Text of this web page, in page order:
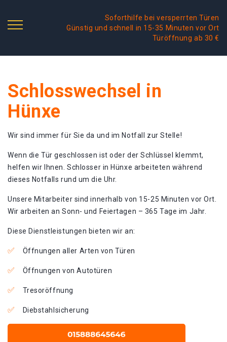
Soforthilfe bei versperrten Türen
Günstig und schnell in 15-35 Minuten vor Ort
Türöffnung ab 30 €
Schlosswechsel in
Hünxe
Wir sind immer für Sie da und im Notfall zur Stelle!
Wenn die Tür geschlossen ist oder der Schlüssel klemmt,
helfen wir Ihnen. Schlosser in Hünxe arbeiteten während
dieses Notfalls rund um die Uhr.
Unsere Mitarbeiter sind innerhalb von 15-25 Minuten vor Ort.
Wir arbeiten an Sonn- und Feiertagen – 365 Tage im Jahr.
Diese Dienstleistungen bieten wir an:
Öffnungen aller Arten von Türen
Öffnungen von Autotüren
Tresoröffnung
Diebstahlsicherung